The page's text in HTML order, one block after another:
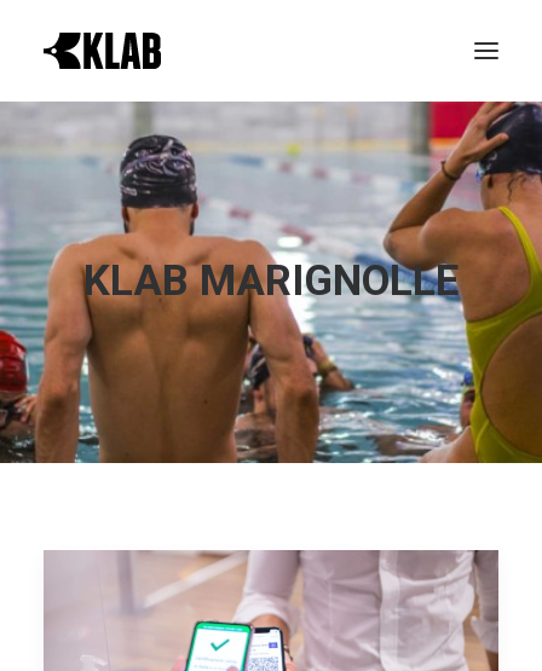
PROVA GRATIS
LE REALTÀ KLAB
ATTIVITÀ
ORARI CORSI
NEWS & EVENTI
CONTATTI
IT
KLAB MARIGNOLLE